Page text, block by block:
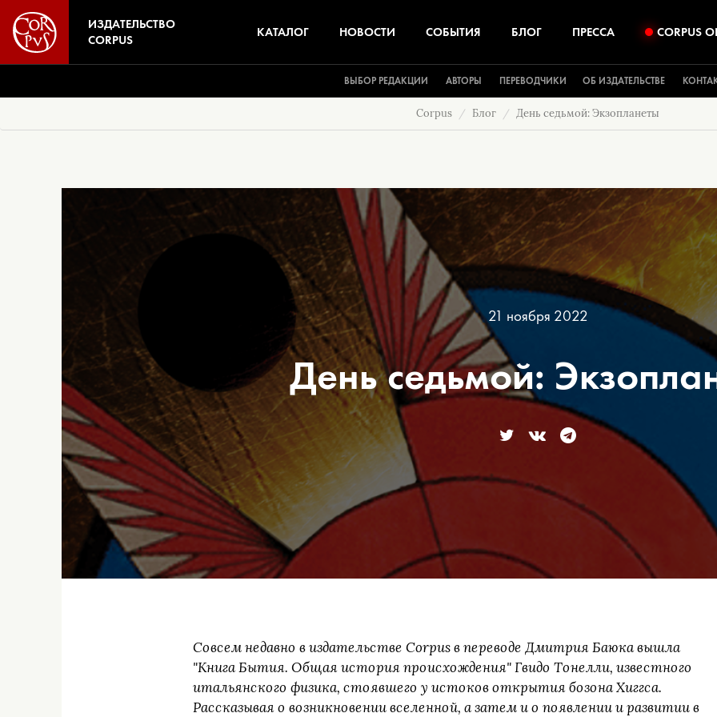
ИЗДАТЕЛЬСТВО
CORPUS
КАТАЛОГ НОВОСТИ СОБЫТИЯ БЛОГ ПРЕССА CORPUS
ВЫБОР РЕДАКЦИИ АВТОРЫ ПЕРЕВОДЧИКИ ОБ ИЗДАТЕЛЬСТВЕ
Corpus Блог День седьмой: Экзопланеты
21 ноября 2022
День седьмой:
Совсем недавно в издательстве Corpus в переводе Дмитрия Баюка вышла
"Книга Бытия. Общая история происхождения" Гвидо Тонелли, известного
итальянского физика, стоявшего у истоков открытия бозона Хиггса.
Рассказывая о возникновении вселенной, а затем и о появлении и развитии в